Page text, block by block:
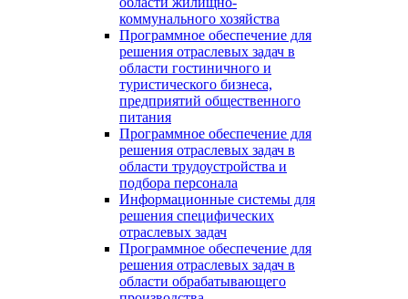
коммунального хозяйства
Программное обеспечение для
решения отраслевых задач в
области гостиничного и
туристического бизнеса,
предприятий общественного
питания
Программное обеспечение для
решения отраслевых задач в
области трудоустройства и
подбора персонала
Информационные системы для
решения специфических
отраслевых задач
Программное обеспечение для
решения отраслевых задач в
области обрабатывающего